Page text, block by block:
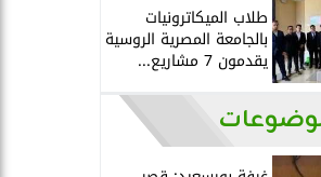
طلاب الميكاترونيات
بالجامعة المصرية الروسية
يقدمون 7 مشاريع...